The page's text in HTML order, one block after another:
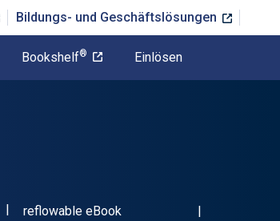
Bildungs- und Geschäftslösungen
Bookshelf® Einlösen
"ISBN-13 9780806349398"
Format
reflowable eBook